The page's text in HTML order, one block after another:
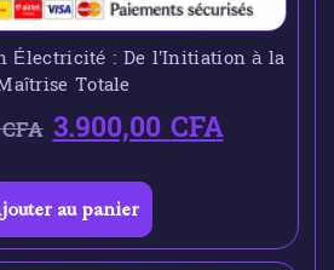
Électricité : De l’Initiation à la
Totale
CFA 3.900,00CFA
au panier